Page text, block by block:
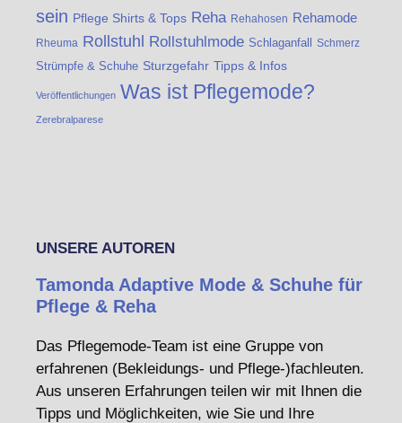
sein Pflege Shirts & Tops Reha Rehahosen Rehamode
Rheuma Rollstuhl Rollstuhlmode Schlaganfall Schmerz
Strümpfe & Schuhe Sturzgefahr Tipps & Infos
Veröffentlichungen Was ist Pflegemode?
Zerebralparese
UNSERE AUTOREN
Tamonda Adaptive Mode & Schuhe für
Pflege & Reha
Das Pflegemode-Team ist eine Gruppe von
erfahrenen (Bekleidungs- und Pflege-)fachleuten.
Aus unseren Erfahrungen teilen wir mit Ihnen die
Tipps und Möglichkeiten, wie Sie und Ihre